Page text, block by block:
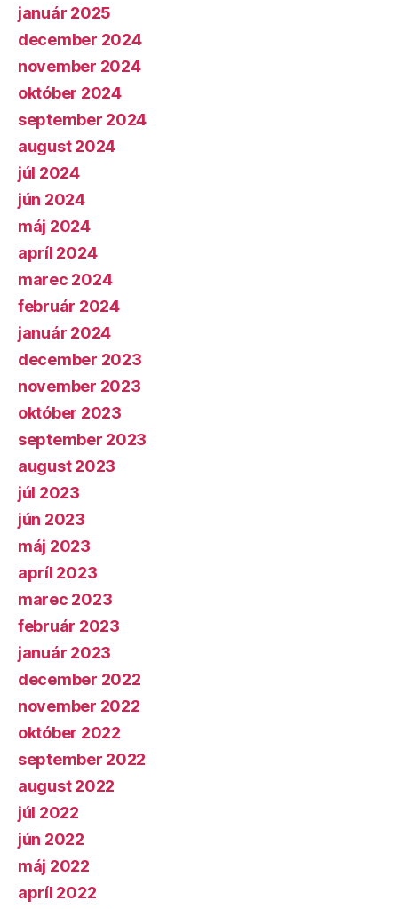
január 2025
december 2024
november 2024
október 2024
september 2024
august 2024
júl 2024
jún 2024
máj 2024
apríl 2024
marec 2024
február 2024
január 2024
december 2023
november 2023
október 2023
september 2023
august 2023
júl 2023
jún 2023
máj 2023
apríl 2023
marec 2023
február 2023
január 2023
december 2022
november 2022
október 2022
september 2022
august 2022
júl 2022
jún 2022
máj 2022
apríl 2022